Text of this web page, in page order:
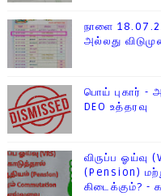
நாளை
அல்லது
பொய் புகார் -
DEO உத்தரவு
விருப்ப ஓய்வு
(Pension)
கிடைக்கும்? -